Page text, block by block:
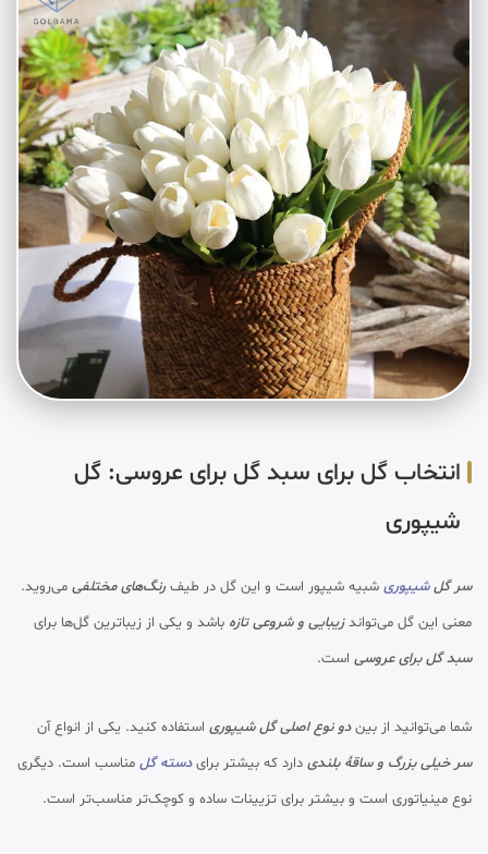
انتخاب گل برای سبد گل برای عروسی: گل
شیپوری
سر گلشیپوری شبیه شیپور است و این گل در طیفرنگ‌های مختلفی می‌روید.
معنی این گل می‌تواندزیبایی و شروعی تازه باشد و یکی از زیباترین گل‌ها برای
سبد گل برای عروسی است.
شما می‌توانید از بیندو نوع اصلی گل شیپوری استفاده کنید. یکی از انواع آن
سر خیلی بزرگ و ساقهٔ بلندی دارد که بیشتر برایدسته گل مناسب است. دیگری
نوع مینیاتوری است و بیشتر برای تزیینات ساده و کوچک‌تر مناسب‌تر است.